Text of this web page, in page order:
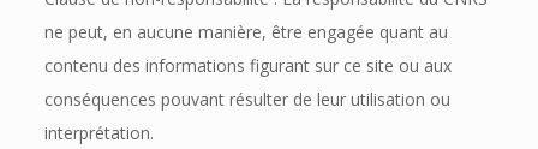
ne peut, en aucune manière, être engagée quant au
contenu des informations figurant sur ce site ou aux
conséquences pouvant résulter de leur utilisation ou
interprétation.